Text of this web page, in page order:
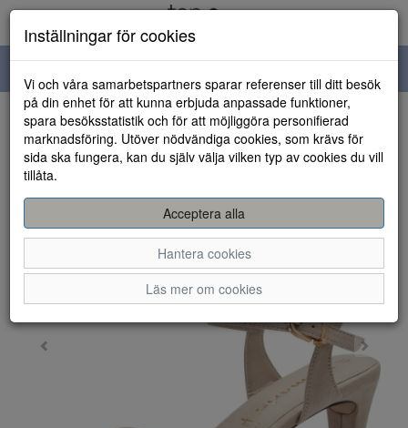
navigation
HEM
Inställningar för cookies
Vi och våra samarbetspartners sparar referenser till ditt besök
på din enhet för att kunna erbjuda anpassade funktioner,
spara besöksstatistik och för att möjliggöra personifierad
marknadsföring. Utöver nödvändiga cookies, som krävs för
sida ska fungera, kan du själv välja vilken typ av cookies du vill
tillåta.
Acceptera alla
Hantera cookies
Läs mer om cookies